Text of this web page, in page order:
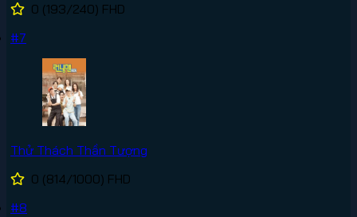
0 (193/240) FHD
#7
Thử Thách Thần Tượng
0 (814/1000) FHD
#8